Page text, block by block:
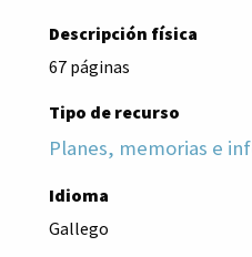
Descripción física
67 páginas
Tipo de recurso
Planes, memorias e
Idioma
Gallego